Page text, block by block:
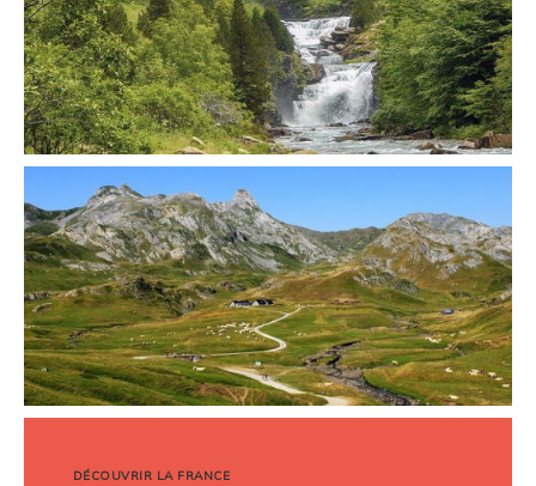
DÉCOUVRIR LA FRANCE